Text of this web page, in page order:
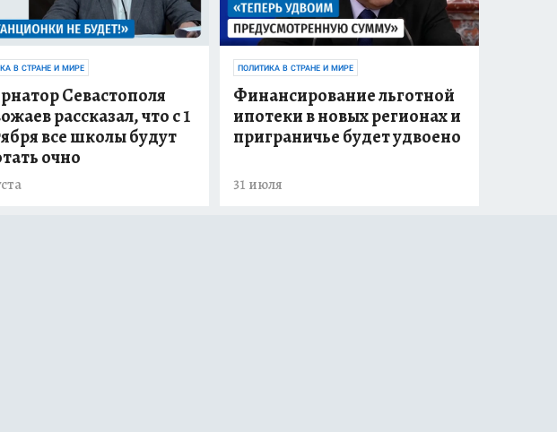
В СТРАНЕ И МИРЕ
Севастополя
рассказал, что с 1
все школы будут
очно
ПОЛИТИКА В СТРАНЕ И МИРЕ
Финансирование льготной
ипотеки в новых регионах и
приграничье будет удвоено
31 июля